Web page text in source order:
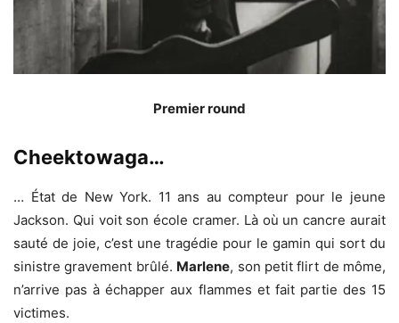
Premier round
Cheektowaga…
… État de New York. 11 ans au compteur pour le jeune
Jackson. Qui voit son école cramer. Là où un cancre aurait
sauté de joie, c’est une tragédie pour le gamin qui sort du
sinistre gravement brûlé. Marlene, son petit flirt de môme,
n’arrive pas à échapper aux flammes et fait partie des 15
victimes.